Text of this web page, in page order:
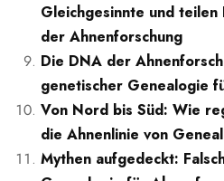
Gleichgesinnte und
der Ahnenforschung
Die DNA der
genetischer Genealogie
Von Nord bis Süd: Wie
die Ahnenlinie von
Mythen aufgedeckt: